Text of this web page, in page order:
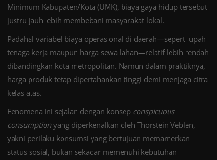
Minimum Kabupaten/Kota (UMK), biaya gaya hidup tersebut
justru jauh lebih membebani masyarakat lokal.
Padahal variabel biaya operasional di daerah—seperti upah
tenaga kerja maupun harga sewa lahan—relatif lebih rendah
dibandingkan kota metropolitan. Namun dalam praktiknya,
harga produk tetap dipertahankan tinggi demi menjaga citra
kelas atas.
Fenomena ini sejalan dengan konsep conspicuous
consumptionyang diperkenalkan oleh Thorstein Veblen,
yakni perilaku konsumsi yang bertujuan memamerkan
status sosial, bukan sekadar memenuhi kebutuhan